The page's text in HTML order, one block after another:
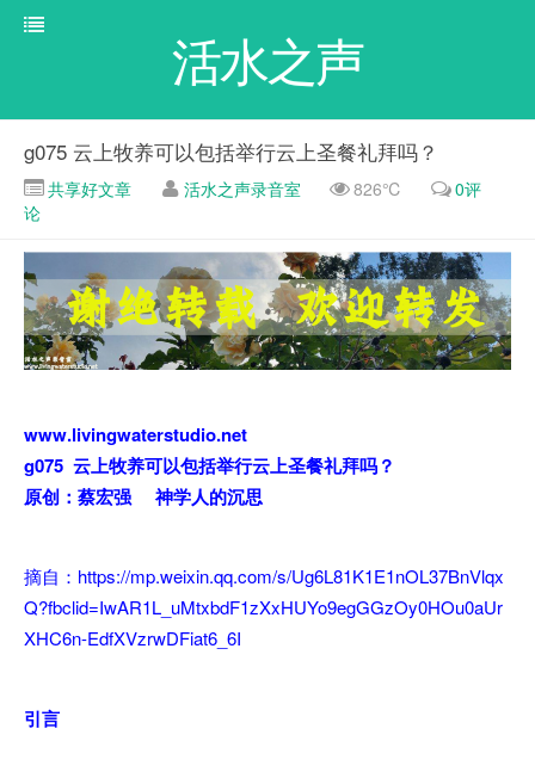
活水之声
g075 云上牧养可以包括举行云上圣餐礼拜吗？
共享好文章 活水之声录音室 826℃
0评
论
www.livingwaterstudio.net
g075 云上牧养可以包括举行云上圣餐礼拜吗？
原创：蔡宏强 神学人的沉思
摘自：https://mp.weixin.qq.com/s/Ug6L81K1E1nOL37BnVlqx
Q?fbclid=IwAR1L_uMtxbdF1zXxHUYo9egGGzOy0HOu0aUr
XHC6n-EdfXVzrwDFiat6_6I
引言